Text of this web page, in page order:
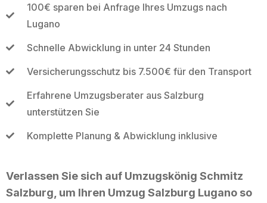
100€ sparen bei Anfrage Ihres Umzugs nach
Lugano
Schnelle Abwicklung in unter 24 Stunden
Versicherungsschutz bis 7.500€ für den Transport
Erfahrene Umzugsberater aus Salzburg
unterstützen Sie
Komplette Planung & Abwicklung inklusive
Verlassen Sie sich auf Umzugskönig Schmitz
Salzburg, um Ihren Umzug Salzburg Lugano so